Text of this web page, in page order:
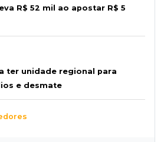
R$ 52 mil ao apostar R$ 5
ter unidade regional para
e desmate